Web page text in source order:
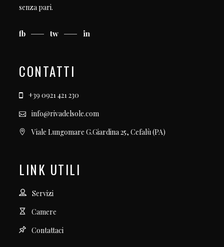
senza pari.
fb tw in
CONTATTI
+39 0921 421 230
info@rivadelsole.com
Viale Lungomare G.Giardina 25, Cefalù (PA)
LINK UTILI
Servizi
Camere
Contattaci